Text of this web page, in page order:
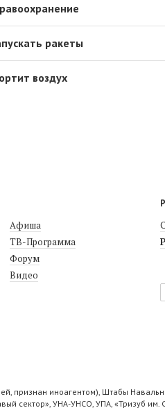
ракеты
воздух
Афиша
ТВ-Программа
Форум
Видео
иноагентом), Штабы
сектор», УНА-УНСО, УПА, «Тризуб